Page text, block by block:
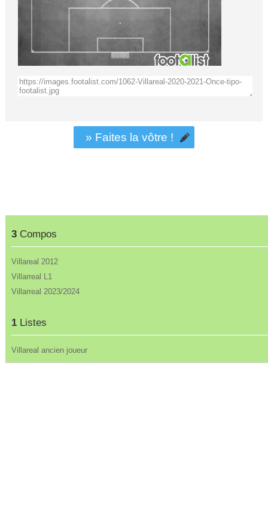
3Compos
Villareal 2012
Villarreal L1
Villarreal 2023/2024
1Listes
Villareal ancien joueur
» Faites la vôtre !